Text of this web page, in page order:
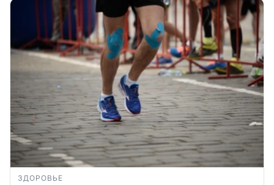
ЗДОРОВЬЕ